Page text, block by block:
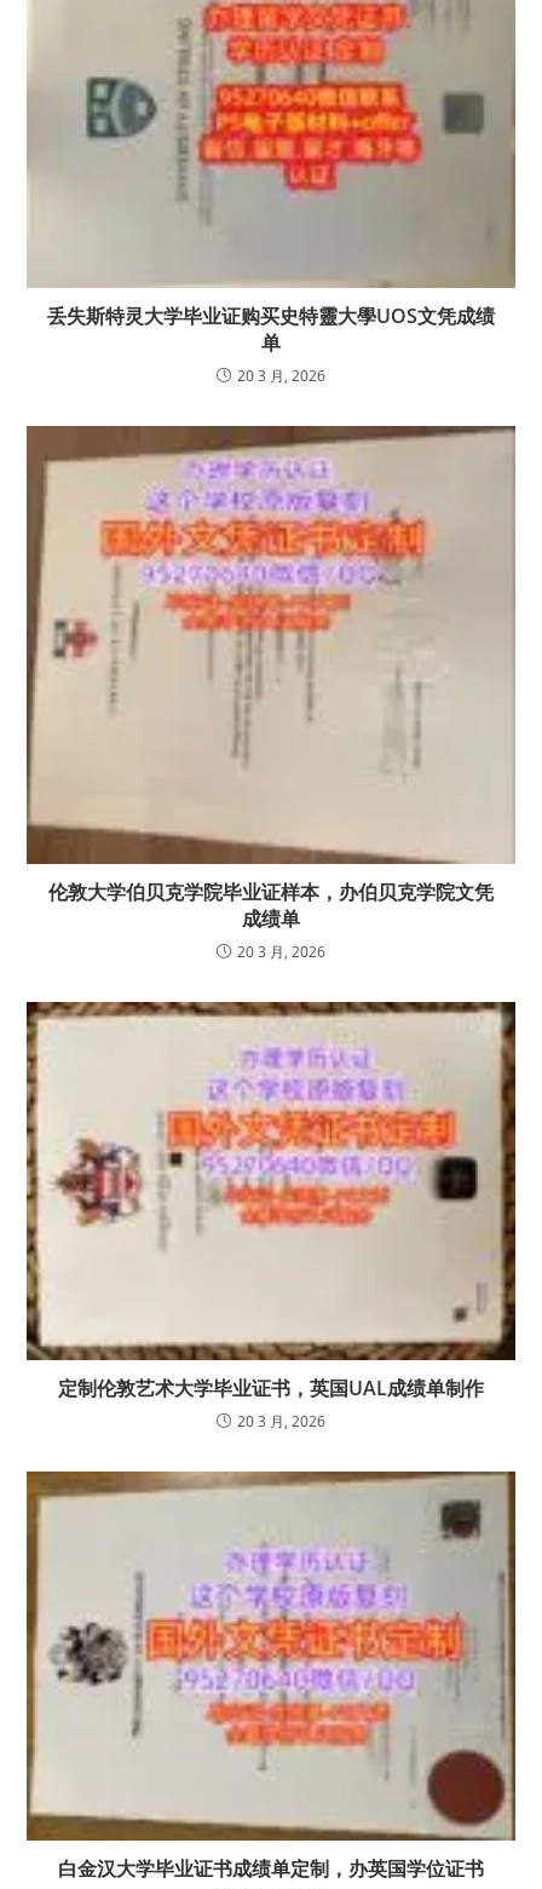
丢失斯特灵大学毕业证购买史特靈大學UOS文凭成绩
单
20 3 月, 2026
伦敦大学伯贝克学院毕业证样本，办伯贝克学院文凭
成绩单
20 3 月, 2026
定制伦敦艺术大学毕业证书，英国UAL成绩单制作
20 3 月, 2026
白金汉大学毕业证书成绩单定制，办英国学位证书